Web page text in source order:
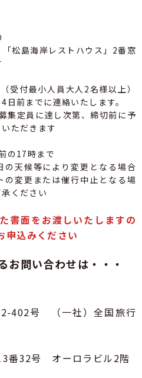
松島海岸レストハウス」2番窓
付最小人員大人2名様以上）
前までに連絡いたします。
員に達し次第、締切前に予
ただきます
の17時まで
天候等により変更となる場合
変更または催行中止となる場
ください
書面をお渡しいたしますの
申込みください
お問い合わせは・・・
2-402号 （一社）全国旅行
番32号 オーロラビル2階